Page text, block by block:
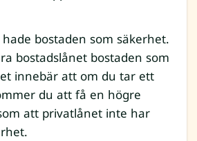
bostaden som säkerhet.
bostadslånet bostaden som
innebär att om du tar ett
du att få en högre
att privatlånet inte har